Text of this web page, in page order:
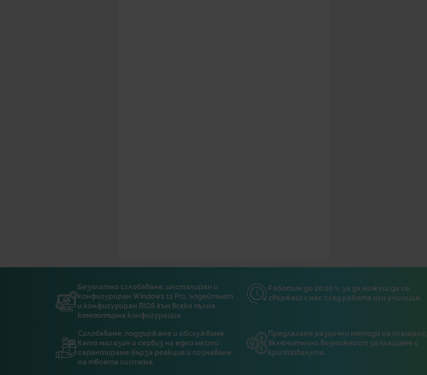
Безплатно сглобяване, инсталиран и
конфигуриран Windows 11 Pro, ъпдейтнат
и конфигуриран BIOS към всяка пълна
компютърна конфигурация.
Работим до 20:00 ч, за да можеш да се
свържеш с нас след работа или училище.
Сглобяваме, поддържаме и обслужваме.
Като магазин и сервиз на едно място
гарантираме бърза реакция и познаване
на твоята система.
Предлагаме различни методи на плащане,
включително възможност за плащане с
криптовалута.